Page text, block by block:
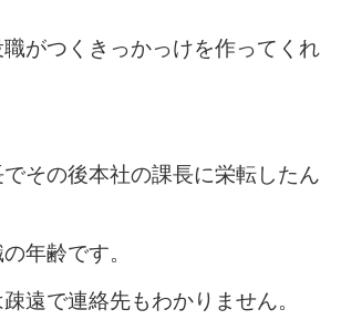
がつくきっかっけを作ってくれ
でその後本社の課長に栄転したん
年齢です。
遠で連絡先もわかりません。